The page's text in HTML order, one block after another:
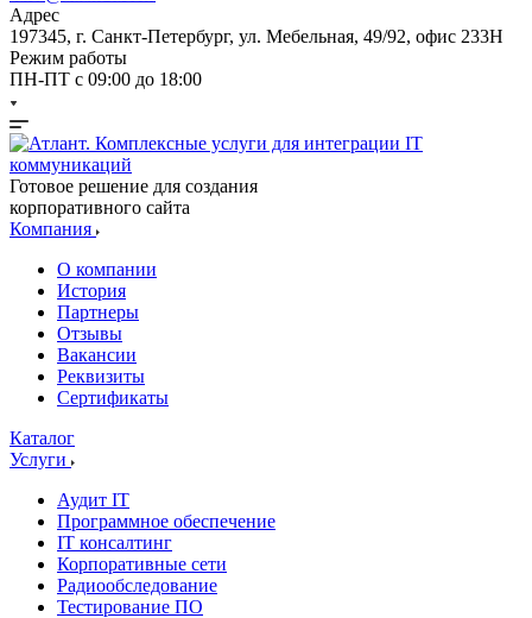
Адрес
197345, г. Санкт-Петербург, ул. Мебельная, 49/92, офис 233Н
Режим работы
ПН-ПТ с 09:00 до 18:00
Готовое решение для создания
корпоративного сайта
Компания
О компании
История
Партнеры
Отзывы
Вакансии
Реквизиты
Сертификаты
Каталог
Услуги
Аудит IT
Программное обеспечение
IT консалтинг
Корпоративные сети
Радиообследование
Тестирование ПО